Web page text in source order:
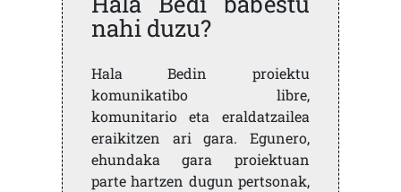
nahi duzu?
Hala Bedin proiektu
komunikatibo libre,
komunitario eta eraldatzailea
eraikitzen ari gara. Egunero,
ehundaka gara proiektuan
parte hartzen dugun pertsonak,